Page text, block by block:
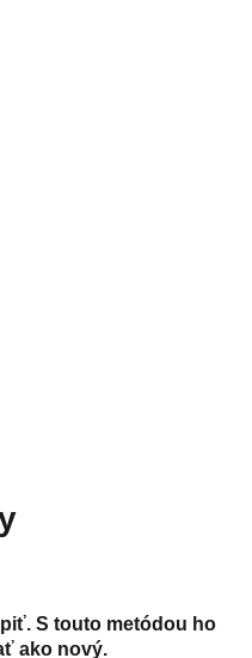
S touto metódou ho
ako nový.